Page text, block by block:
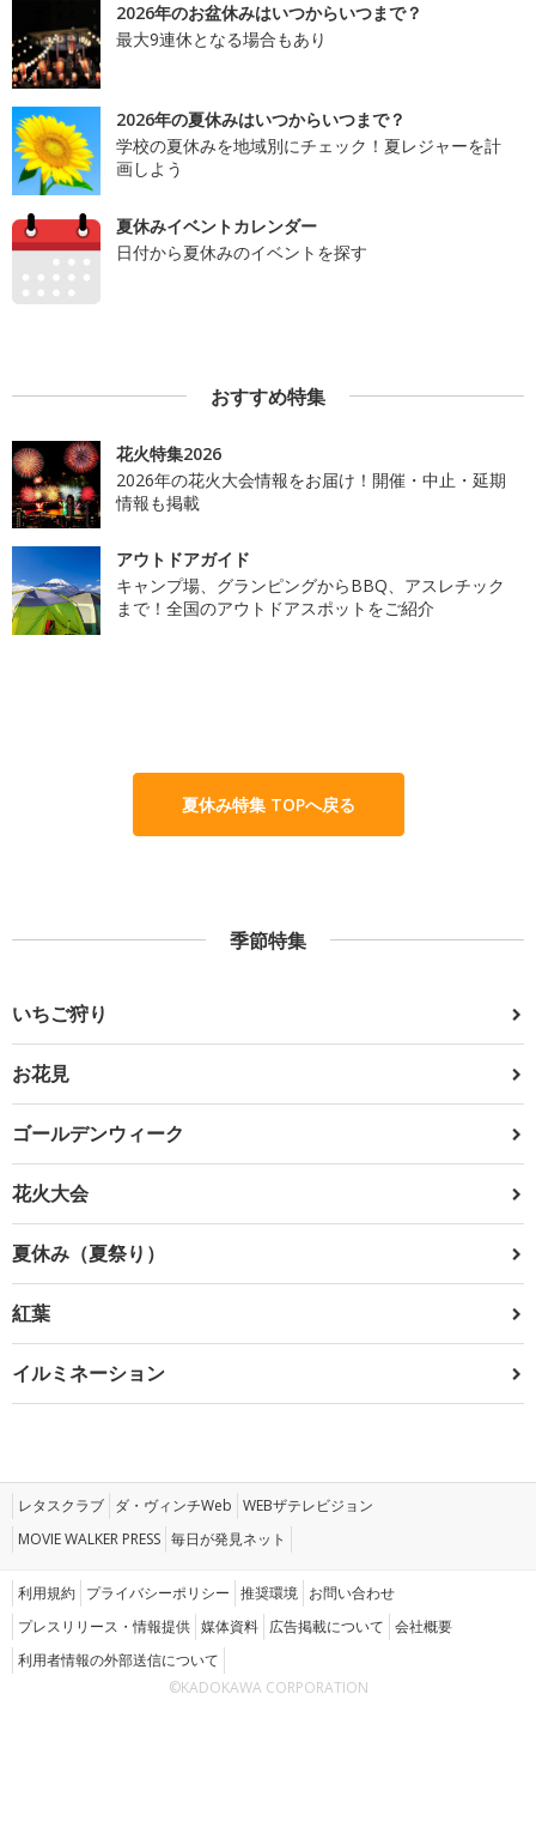
2026年のお盆休みはいつからいつまで？
最大9連休となる場合もあり
2026年の夏休みはいつからいつまで？
学校の夏休みを地域別にチェック！夏レジャーを計
画しよう
夏休みイベントカレンダー
日付から夏休みのイベントを探す
おすすめ特集
花火特集2026
2026年の花火大会情報をお届け！開催・中止・延期
情報も掲載
アウトドアガイド
キャンプ場、グランピングからBBQ、アスレチック
まで！全国のアウトドアスポットをご紹介
夏休み特集 TOPへ戻る
季節特集
いちご狩り
お花見
ゴールデンウィーク
花火大会
夏休み（夏祭り）
紅葉
イルミネーション
レタスクラブ ダ・ヴィンチWeb WEBザテレビジョン
MOVIE WALKER PRESS 毎日が発見ネット
利用規約 プライバシーポリシー 推奨環境 お問い合わせ
プレスリリース・情報提供 媒体資料 広告掲載について 会社概要
利用者情報の外部送信について
©KADOKAWA CORPORATION